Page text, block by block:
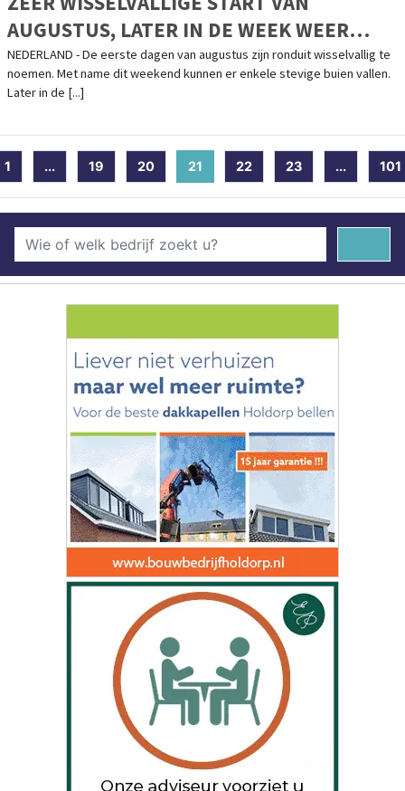
AUGUSTUS, LATER IN DE WEEK WEER
ZOMERS
NEDERLAND - De eerste dagen van augustus zijn ronduit wisselvallig te
noemen. Met name dit weekend kunnen er enkele stevige buien vallen.
Later in de [...]
1 ... 19 20 21 (current)
22 23 ... 101